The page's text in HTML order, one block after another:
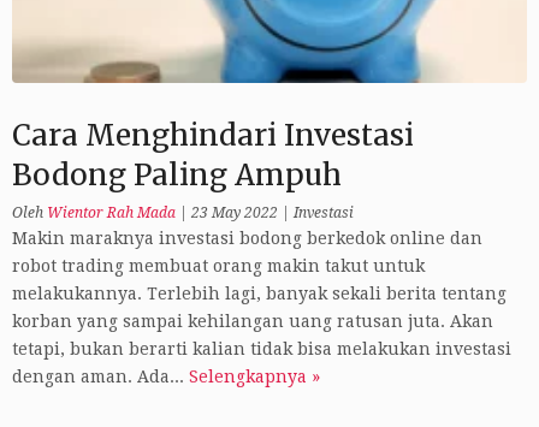
Cara Menghindari Investasi
Bodong Paling Ampuh
Oleh Wientor Rah Mada 23 May 2022 |Investasi
Makin maraknya investasi bodong berkedok online dan
robot trading membuat orang makin takut untuk
melakukannya. Terlebih lagi, banyak sekali berita tentang
korban yang sampai kehilangan uang ratusan juta. Akan
tetapi, bukan berarti kalian tidak bisa melakukan investasi
dengan aman. Ada... Selengkapnya »